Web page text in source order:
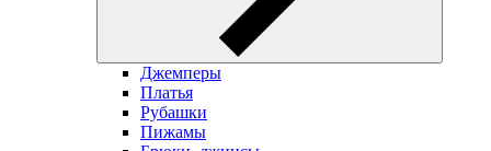
Джемперы
Платья
Рубашки
Пижамы